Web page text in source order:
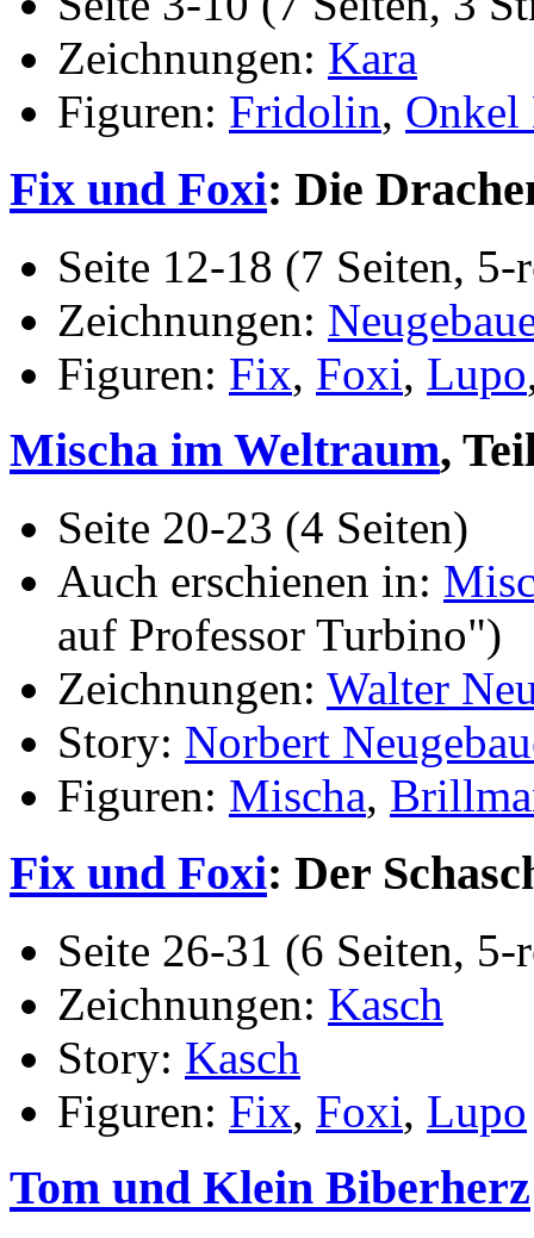
Zeichnungen: Kara
Figuren: Fridolin,
Fix und Foxi: Die
Seite 12-18 (7 Seiten,
Zeichnungen:
Figuren: Fix, Foxi, Lupo
Mischa im Weltraum,
Seite 20-23 (4 Seiten)
Auch erschienen in:
auf Professor Turbino")
Zeichnungen: Walter
Story: Norbert
Figuren: Mischa,
Fix und Foxi: Der
Seite 26-31 (6 Seiten,
Zeichnungen: Kasch
Story: Kasch
Figuren: Fix, Foxi, Lupo
Tom und Klein Biberherz